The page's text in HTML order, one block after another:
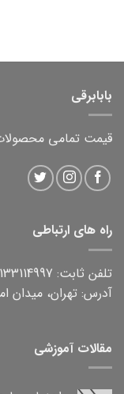
بابابرقی
قیمت تمامی
راه های ارتباطی
تلفن ثابت: 02133114997
آدرس: تهران، میدان
مقالات آموزشی